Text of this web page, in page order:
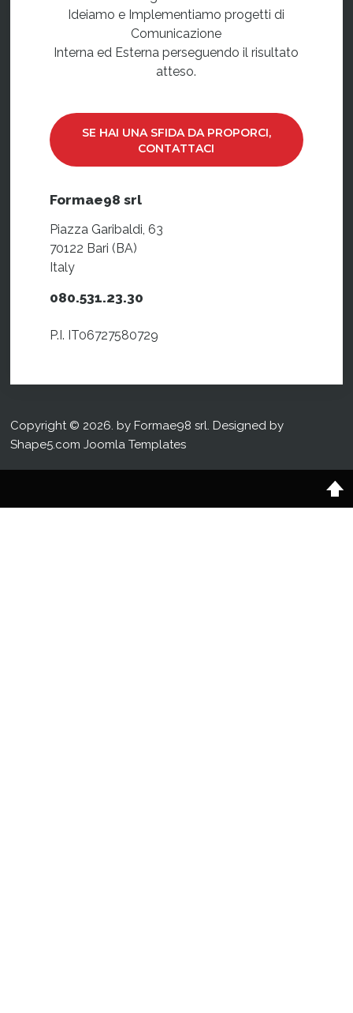
Ideiamo e Implementiamo progetti di
Comunicazione
Interna ed Esterna perseguendo il risultato
atteso.
SE HAI UNA SFIDA DA PROPORCI,
CONTATTACI
Formae98 srl
Piazza Garibaldi, 63
70122 Bari (BA)
Italy
080.531.23.30
P.I. IT06727580729
Copyright © 2026. by Formae98 srl. Designed by
Shape5.comJoomla Templates